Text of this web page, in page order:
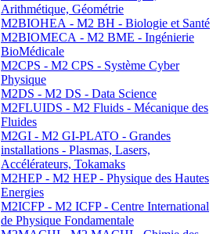
Arithmétique, Géométrie
M2BIOHEA - M2 BH - Biologie et Santé
M2BIOMECA - M2 BME - Ingénierie
BioMédicale
M2CPS - M2 CPS - Système Cyber
Physique
M2DS - M2 DS - Data Science
M2FLUIDS - M2 Fluids - Mécanique des
Fluides
M2GI - M2 GI-PLATO - Grandes
installations - Plasmas, Lasers,
Accélérateurs, Tokamaks
M2HEP - M2 HEP - Physique des Hautes
Energies
M2ICFP - M2 ICFP - Centre International
de Physique Fondamentale